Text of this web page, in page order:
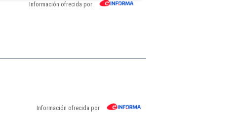
Información ofrecida por
Información ofrecida por